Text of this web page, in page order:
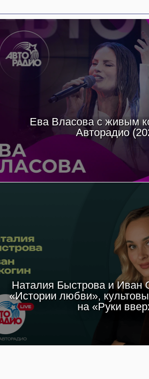
Ева Власова с живым
Авторадио
Наталия Быстрова и Иван
«Истории любви»,
на «Руки